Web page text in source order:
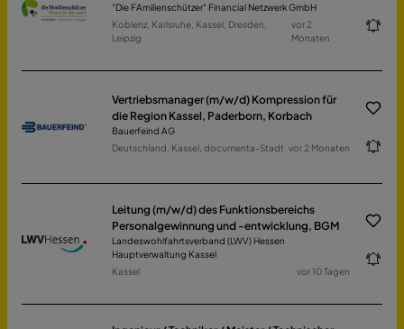
"Die FAmilienschützer" Financial Netzwerk GmbH
Koblenz, Karlsruhe, Kassel, Dresden,
Leipzig
vor 2
Monaten
Vertriebsmanager (m/w/d) Kompression für
die Region Kassel, Paderborn, Korbach
Bauerfeind AG
Deutschland, Kassel, documenta-Stadt vor 2 Monaten
Leitung (m/w/d) des Funktionsbereichs
Personalgewinnung und -entwicklung, BGM
Landeswohlfahrtsverband (LWV) Hessen
Hauptverwaltung Kassel
Kassel
vor 10 Tagen